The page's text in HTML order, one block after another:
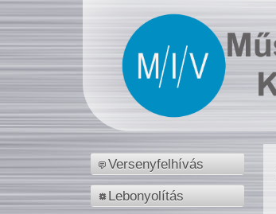
Versenyfelhívás
Lebonyolítás